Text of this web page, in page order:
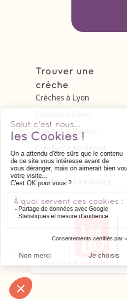
Trouver une
crèche
Crèches à Lyon
Crèches à Nantes
Crèches à Rouen
Crèches à Strasbourg